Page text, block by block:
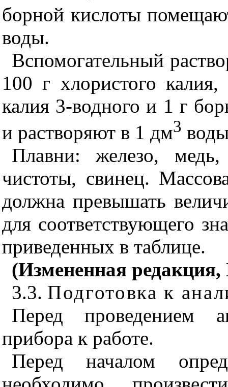
борной кислоты
воды.
Вспомогательный
100 г хлористого
калия 3-водного и 1 г
и растворяют в 1 дм3
Плавни: железо,
чистоты, свинец.
должна превышать
для соответствующего
приведенных в таблице.
(Измененная
3.3. Подготовка к
Перед проведением
прибора к работе.
Перед началом